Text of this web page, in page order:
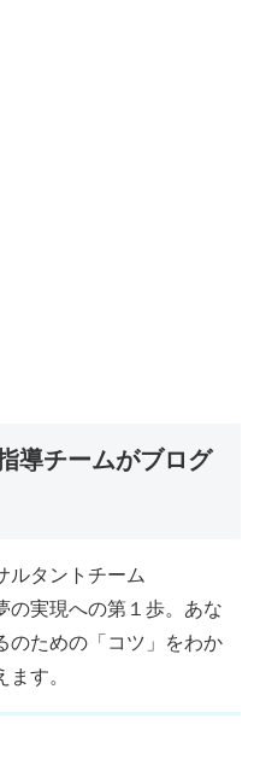
導チームがブログ
ルタントチーム
の実現への第１歩。あな
のための「コツ」をわか
ます。